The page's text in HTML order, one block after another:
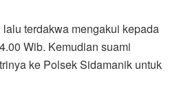
terdakwa mengakui kepada
Wib. Kemudian suami
ke Polsek Sidamanik untuk